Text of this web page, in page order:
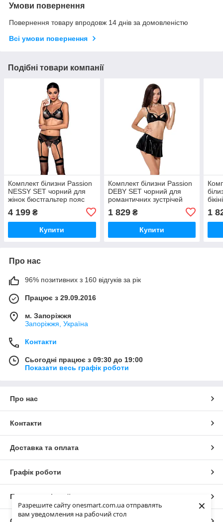
Разрешите сайту onesmart.com.ua отправлять
вам уведомления на рабочий стол
×
Умови повернення
Повернення товару впродовж 14 днів за домовленістю
Всі умови повернення
Подібні товари компанії
Комплект білизни Passion
NESSY SET чорний для
жінок бюстгальтер пояс
еротична білизна
4 199 ₴
Купити
Комплект білизни Passion
DEBY SET чорний для
романтичних зустрічей
ліф міні-спідничка стрінги
1 829₴
Купити
1
Про нас
96% позитивних з 160 відгуків за рік
Працює з 29.09.2016
м. Запоріжжя
Запоріжжя, Україна
Контакти
Сьогодні працює з 09:30 до 19:00
Показати весь графік роботи
Про нас
Контакти
Доставка та оплата
Графік роботи
Повна версія сайту